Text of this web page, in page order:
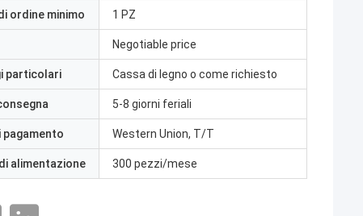
ordine minimo 1 PZ
Negotiable price
particolari Cassa di legno o come richiesto
5-8 giorni feriali
pagamento Western Union, T/T
alimentazione 300 pezzi/mese